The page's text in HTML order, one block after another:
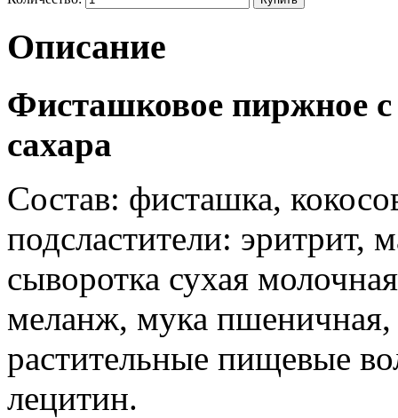
Описание
Фисташковое пиржное
сахара
Состав: фисташка,
подсластители: эритрит,
сыворотка сухая
меланж, мука
растительные пищевые
лецитин.